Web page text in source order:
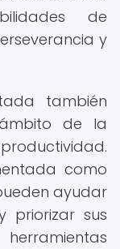
de
y
también
de la
como
ayudar
priorizar sus